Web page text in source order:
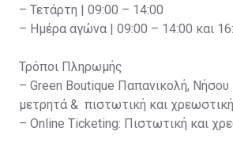
– Τετάρτη | 09:00 – 14:00
– Ημέρα αγώνα | 09:00 – 14:00 και
Τρόποι Πληρωμής
– Green Boutique Παπανικολή, Νήσου
μετρητά & πιστωτική και
– Online Ticketing: Πιστωτική και